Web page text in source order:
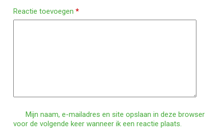
Reactie toevoegen *
Mijn naam, e-mailadres en site opslaan in deze browser
voor de volgende keer wanneer ik een reactie plaats.